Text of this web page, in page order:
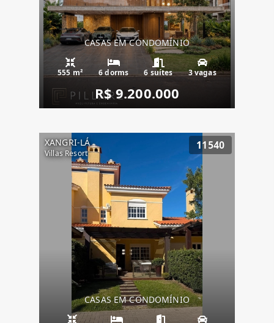
CASAS EM CONDOMÍNIO
555 m² 6 dorms 6 suítes 3 vagas
R$ 9.200.000
XANGRI-LÁ
Villas Resort
11540
CASAS EM CONDOMÍNIO